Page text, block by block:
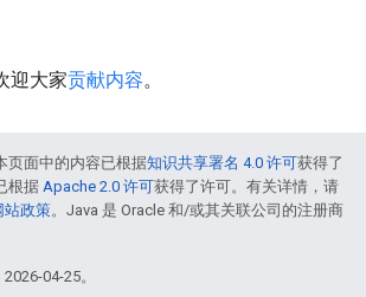
迎大家贡献内容。
页面中的内容已根据知识共享署名 4.0 许可获得了
根据 Apache 2.0 许可获得了许可。有关详情，请
站政策。Java 是 Oracle 和/或其关联公司的注册商
04-25。